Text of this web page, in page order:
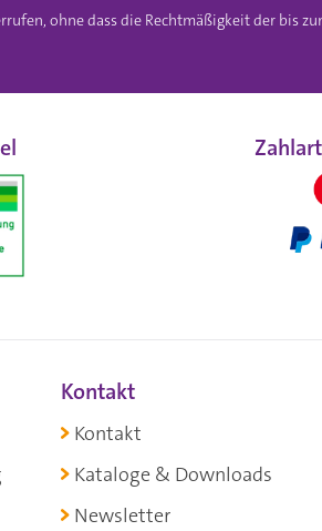
ohne dass die Rechtmäßigkeit der bis
Kontakt
Kontakt
Kataloge & Downloads
Newsletter